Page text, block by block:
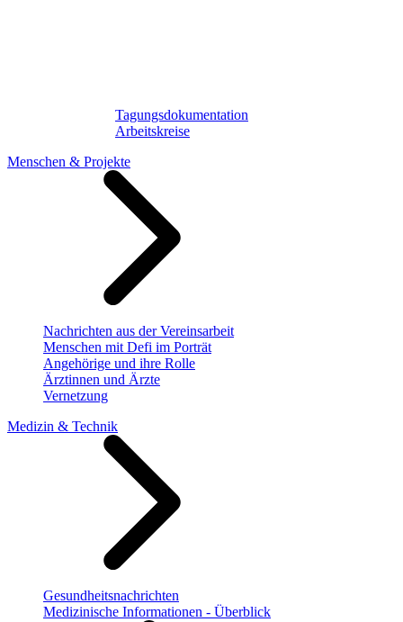
Tagungsdokumentation
Arbeitskreise
Menschen & Projekte
Nachrichten aus der Vereinsarbeit
Menschen mit Defi im Porträt
Angehörige und ihre Rolle
Ärztinnen und Ärzte
Vernetzung
Medizin & Technik
Gesundheitsnachrichten
Medizinische Informationen - Überblick